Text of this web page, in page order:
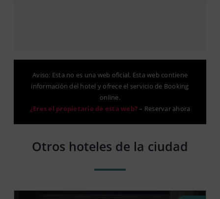
Aviso: Esta no es una web oficial. Esta web contiene
información del hotel y ofrece el servicio de Booking
online.
¿Eres el propietario de esta web?– Reservar ahora
Otros hoteles de la ciudad